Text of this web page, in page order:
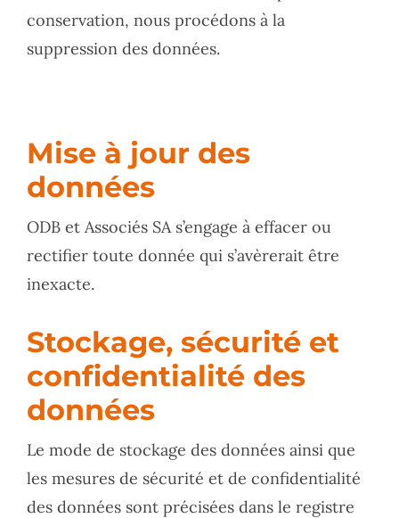
conservation, nous procédons à la
suppression des données.
Mise à jour des
données
ODB et Associés SA s’engage à effacer ou
rectifier toute donnée qui s’avèrerait être
inexacte.
Stockage, sécurité et
confidentialité des
données
Le mode de stockage des données ainsi que
les mesures de sécurité et de confidentialité
des données sont précisées dans le registre